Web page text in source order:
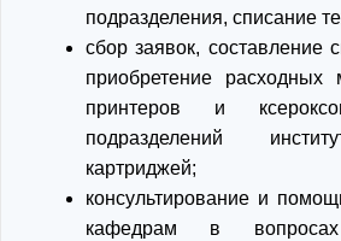
подразделения, списание
сбор заявок, составление
приобретение расходных
принтеров и
подразделений
картриджей;
консультирование и
кафедрам в